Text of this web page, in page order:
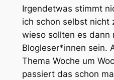
Irgendetwas stimmt
ich schon selbst nicht
wieso sollten es dann
Blogleser*innen sein.
Thema Woche um
passiert das schon